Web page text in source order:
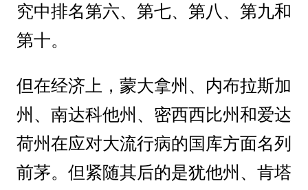
究中排名第六、第七、第八、第九和
第十。
但在经济上，蒙大拿州、内布拉斯加
州、南达科他州、密西西比州和爱达
荷州在应对大流行病的国库方面名列
前茅。但紧随其后的是犹他州、肯塔